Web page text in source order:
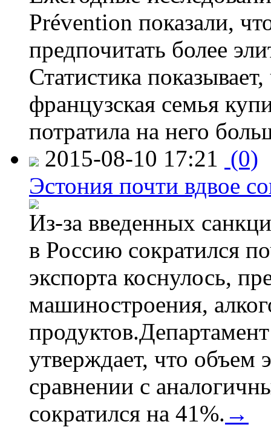
Prévention показали,
предпочитать более
Статистика
французская семья
потратила на него
2015-08-10 17:21 (0)
Эстония почти вдвое
Из-за введенных
в Россию сократился
экспорта коснулось,
машиностроения,
утверждает, что объем
сравнении с
сократился на 41%. →